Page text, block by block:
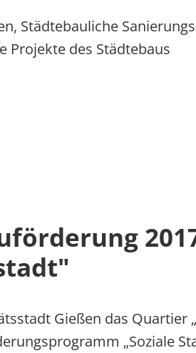
Städtebauliche
Projekte des Städtebaus
Gießen das Quartier
„Soziale